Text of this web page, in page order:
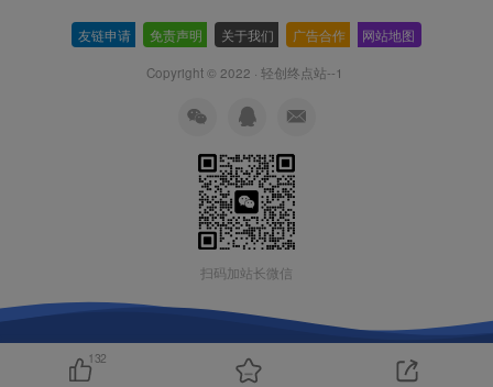
友链申请 免责声明 关于我们 广告合作 网站地图
Copyright © 2022 · 轻创终点站--1
扫码加站长微信
132